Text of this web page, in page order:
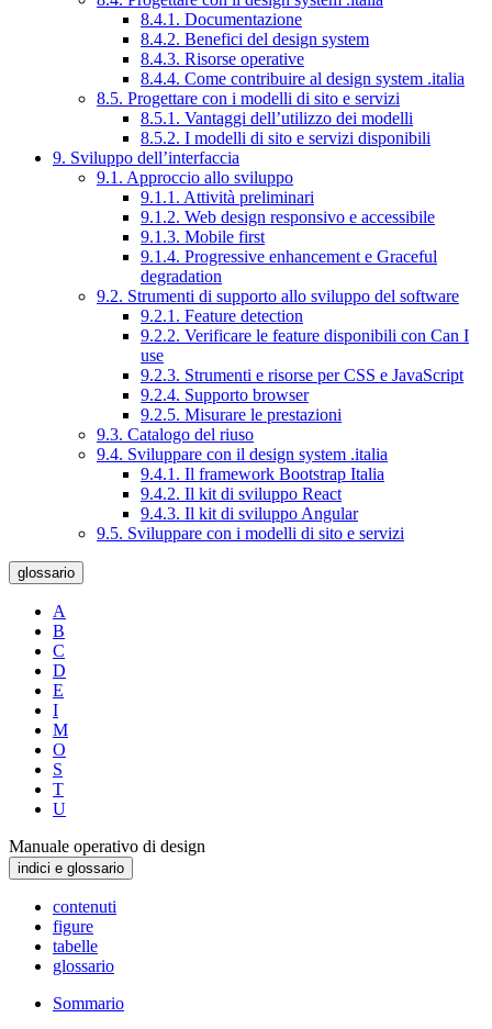
8.4.1. Documentazione
8.4.2. Benefici del design system
8.4.3. Risorse operative
8.4.4. Come contribuire al design system .italia
8.5. Progettare con i modelli di sito e servizi
8.5.1. Vantaggi dell’utilizzo dei modelli
8.5.2. I modelli di sito e servizi disponibili
9. Sviluppo dell’interfaccia
9.1. Approccio allo sviluppo
9.1.1. Attività preliminari
9.1.2. Web design responsivo e accessibile
9.1.3. Mobile first
9.1.4. Progressive enhancement e Graceful
degradation
9.2. Strumenti di supporto allo sviluppo del software
9.2.1. Feature detection
9.2.2. Verificare le feature disponibili con Can I
use
9.2.3. Strumenti e risorse per CSS e JavaScript
9.2.4. Supporto browser
9.2.5. Misurare le prestazioni
9.3. Catalogo del riuso
9.4. Sviluppare con il design system .italia
9.4.1. Il framework Bootstrap Italia
9.4.2. Il kit di sviluppo React
9.4.3. Il kit di sviluppo Angular
9.5. Sviluppare con i modelli di sito e servizi
glossario
A
B
C
D
E
I
M
O
S
T
U
Manuale operativo di design
indici e glossario
contenuti
figure
tabelle
glossario
Sommario